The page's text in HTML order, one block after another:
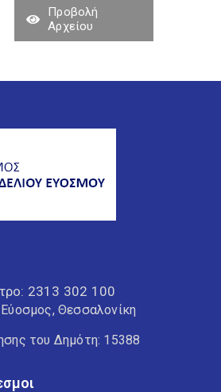
Προβολή
Αρχείου
2313 302 100
Θεσσαλονίκη
του Δημότη: 15388